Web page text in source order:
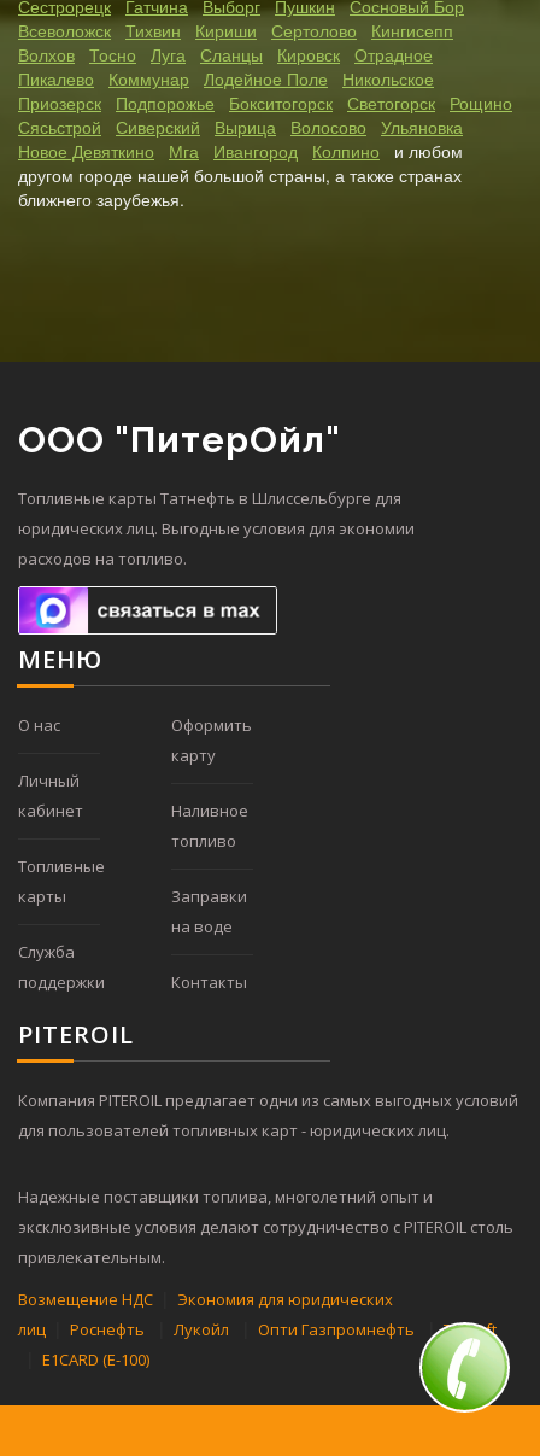
Сестрорецк
Гатчина Выборг Пушкин Сосновый Бор
Всеволожск Тихвин Кириши Сертолово
Кингисепп
Волхов Тосно Луга Сланцы Кировск Отрадное
Пикалево
Коммунар Лодейное Поле
Никольское
Приозерск
Подпорожье Бокситогорск Светогорск
Рощино
Сясьстрой
Сиверский Вырица Волосово
Ульяновка
Новое Девяткино
Мга Ивангород Колпино и любом
другом городе нашей большой страны, а также странах
ближнего зарубежья.
ООО "ПитерОйл"
Топливные карты Татнефть в Шлиссельбурге для
юридических лиц. Выгодные условия для экономии
расходов на топливо.
МЕНЮ
О нас
Личный
кабинет
Топливные
карты
Служба
поддержки
Оформить
карту
Наливное
топливо
Заправки
на воде
Контакты
PITEROIL
Компания PITEROIL предлагает одни из самых выгодных условий
для пользователей топливных карт - юридических лиц.
Надежные поставщики топлива, многолетний опыт и
эксклюзивные условия делают сотрудничество с PITEROIL столь
привлекательным.
Возмещение НДС
Экономия для юридических
лиц
Роснефть Лукойл Опти Газпромнефть |Tatneft
E1CARD (Е-100)